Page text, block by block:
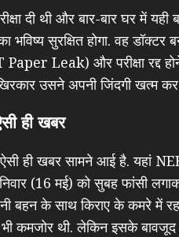
दी थी और बार-बार घर में
सुरक्षित होगा. वह डॉक्टर
Leak) और परीक्षा रद्द
उसने अपनी जिंदगी खत्म कर
ही खबर
ही खबर सामने आई है. यहां
(16 मई) को सुबह फांसी
बहन के साथ किराए के कमरे में
भी कमजोर थी. लेकिन इसके